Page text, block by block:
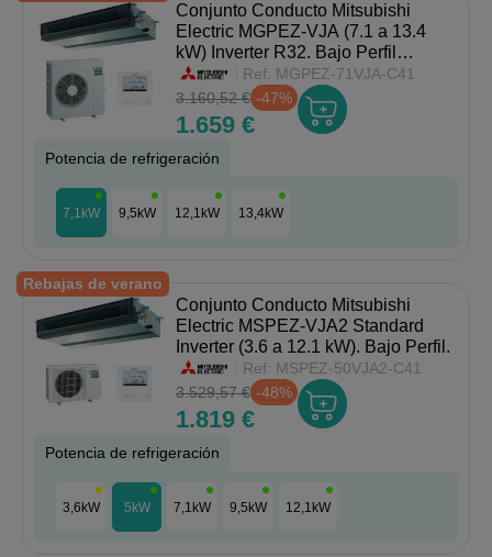
Conjunto Conducto Mitsubishi
Electric MGPEZ-VJA (7.1 a 13.4
kW) Inverter R32. Bajo Perfil
250mm.
Ref: MGPEZ-71VJA-C41
3.160,52 € -47%
1.659 €
Potencia de refrigeración
7,1kW 9,5kW 12,1kW 13,4kW
Rebajas de verano
Conjunto Conducto Mitsubishi
Electric MSPEZ-VJA2 Standard
Inverter (3.6 a 12.1 kW). Bajo Perfil.
Ref: MSPEZ-50VJA2-C41
3.529,57 € -48%
1.819 €
Potencia de refrigeración
3,6kW 5kW 7,1kW 9,5kW 12,1kW